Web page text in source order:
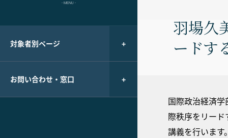
- MENU -
対象者別ページ
お問い合わせ・窓口
羽場久
ードす
国際政治経済
際秩序をリー
講義を行います